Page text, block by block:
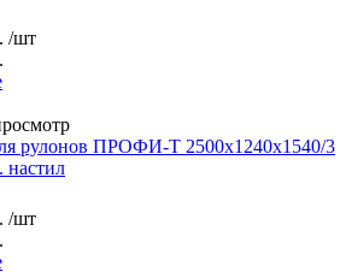
/шт
рулонов ПРОФИ-Т 2500x1240x1540/3
настил
/шт